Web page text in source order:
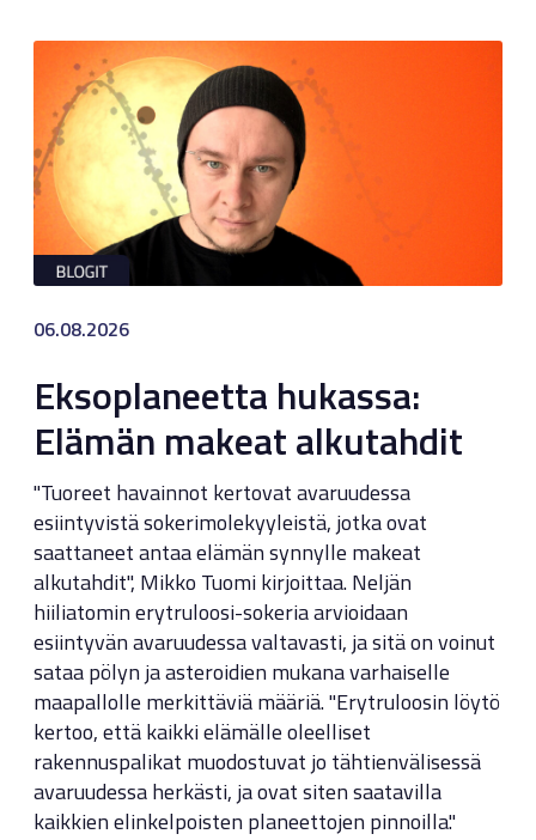
06.08.2026
Eksoplaneetta hukassa:
Elämän makeat alkutahdit
"Tuoreet havainnot kertovat avaruudessa
esiintyvistä sokerimolekyyleistä, jotka ovat
saattaneet antaa elämän synnylle makeat
alkutahdit", Mikko Tuomi kirjoittaa. Neljän
hiiliatomin erytruloosi-sokeria arvioidaan
esiintyvän avaruudessa valtavasti, ja sitä on voinut
sataa pölyn ja asteroidien mukana varhaiselle
maapallolle merkittäviä määriä. "Erytruloosin löytö
kertoo, että kaikki elämälle oleelliset
rakennuspalikat muodostuvat jo tähtienvälisessä
avaruudessa herkästi, ja ovat siten saatavilla
kaikkien elinkelpoisten planeettojen pinnoilla."